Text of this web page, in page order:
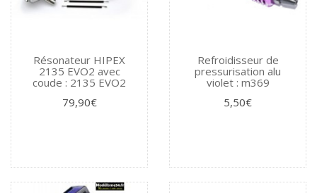
Résonateur HIPEX
2135 EVO2 avec
coude : 2135 EVO2
79,90€
Refroidisseur de
pressurisation alu
violet : m369
5,50€